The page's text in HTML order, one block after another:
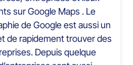
sur Google Maps . Le
de Google est aussi un
de rapidement trouver des
Depuis quelque